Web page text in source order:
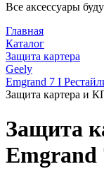
Все аксессуары
Главная
Каталог
Защита картера
Geely
Emgrand 7 I
Защита картера и
Защита
Emgrand